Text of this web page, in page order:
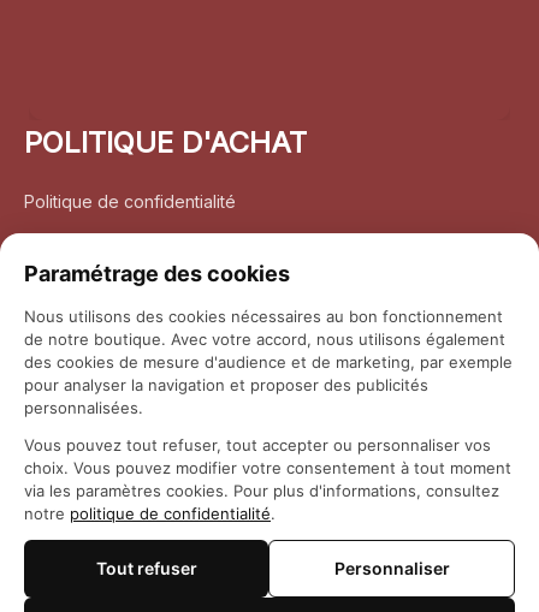
POLITIQUE D'ACHAT
Politique de confidentialité
Politique de retour et remboursement
Coordonnées
Questions fréquemment posées
© 2026 Maison Otaku
Paramétrage des cookies
Nous utilisons des cookies nécessaires au bon fonctionnement
de notre boutique. Avec votre accord, nous utilisons également
des cookies de mesure d'audience et de marketing, par exemple
pour analyser la navigation et proposer des publicités
personnalisées.
Vous pouvez tout refuser, tout accepter ou personnaliser vos
choix. Vous pouvez modifier votre consentement à tout moment
via les paramètres cookies. Pour plus d'informations, consultez
notre politique de confidentialité.
Tout refuser Personnaliser